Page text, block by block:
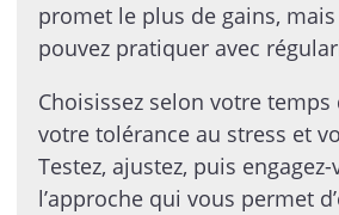
promet le plus de gains,
pouvez pratiquer avec
Choisissez selon votre
votre tolérance au stress et
Testez, ajustez, puis
l’approche qui vous permet